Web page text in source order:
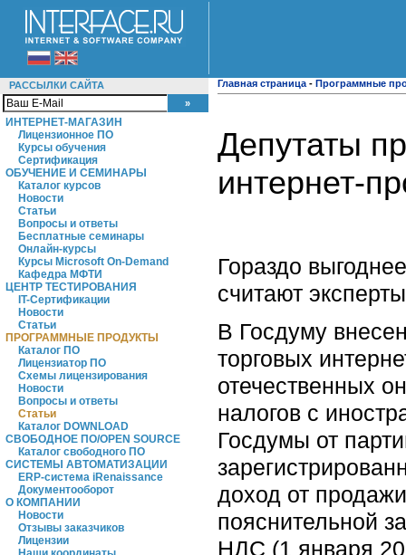
РАССЫЛКИ САЙТА
ИНТЕРНЕТ-МАГАЗИН
Лицензионное ПО
Курсы обучения
Сертификация
ОБУЧЕНИЕ И СЕМИНАРЫ
Каталог курсов
Новости
Статьи
Вопросы и ответы
Бесплатные семинары
Онлайн-курсы
Курсы Microsoft On-Demand
Кафедра МФТИ
ЦЕНТР ТЕСТИРОВАНИЯ
IT-Сертификации
Новости
Статьи
ПРОГРАММНЫЕ ПРОДУКТЫ
Каталог ПО
Лицензиатор ПО
Схемы лицензирования
Новости
Вопросы и ответы
Статьи
Каталог DOWNLOAD
СВОБОДНОЕ ПО/OPEN SOURCE
Каталог свободного ПО
СИСТЕМЫ АВТОМАТИЗАЦИИ
ERP-система iRenaissance
Документооборот
О КОМПАНИИ
Новости
Отзывы заказчиков
Лицензии
Главная страница - Программные
Депутаты
интернет-
Гораздо
считают эксперты
В Госдуму
торговых
отечественных
налогов с
Госдумы от
доход от
пояснительной
НДС (1 января